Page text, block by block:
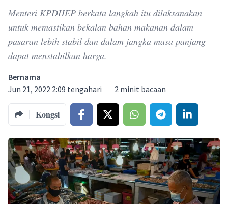
Menteri KPDHEP berkata langkah itu dilaksanakan
untuk memastikan bekalan bahan makanan dalam
pasaran lebih stabil dan dalam jangka masa panjang
dapat menstabilkan harga.
Bernama
Jun 21, 2022 2:09 tengahari
2 minit bacaan
Kongsi